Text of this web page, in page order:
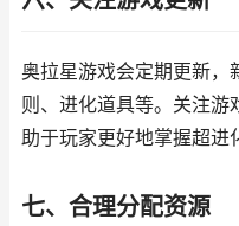
奥拉星游戏会定期更新，
则、进化道具等。关注游
助于玩家更好地掌握超进
七、合理分配资源